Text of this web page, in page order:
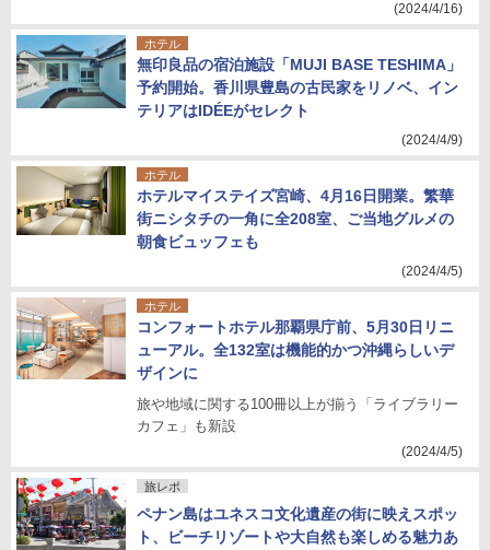
(2024/4/16)
ホテル
無印良品の宿泊施設「MUJI BASE TESHIMA」
予約開始。香川県豊島の古民家をリノベ、イン
テリアはIDÉEがセレクト
(2024/4/9)
ホテル
ホテルマイステイズ宮崎、4月16日開業。繁華
街ニシタチの一角に全208室、ご当地グルメの
朝食ビュッフェも
(2024/4/5)
ホテル
コンフォートホテル那覇県庁前、5月30日リニ
ューアル。全132室は機能的かつ沖縄らしいデ
ザインに
旅や地域に関する100冊以上が揃う「ライブラリー
カフェ」も新設
(2024/4/5)
旅レポ
ペナン島はユネスコ文化遺産の街に映えスポッ
ト、ビーチリゾートや大自然も楽しめる魅力あ